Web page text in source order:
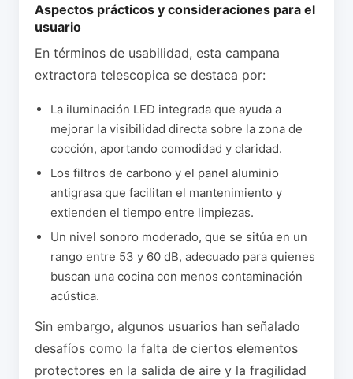
Aspectos prácticos y consideraciones para el
usuario
En términos de usabilidad, esta campana
extractora telescopica se destaca por:
La iluminación LED integrada que ayuda a
mejorar la visibilidad directa sobre la zona de
cocción, aportando comodidad y claridad.
Los filtros de carbono y el panel aluminio
antigrasa que facilitan el mantenimiento y
extienden el tiempo entre limpiezas.
Un nivel sonoro moderado, que se sitúa en un
rango entre 53 y 60 dB, adecuado para quienes
buscan una cocina con menos contaminación
acústica.
Sin embargo, algunos usuarios han señalado
desafíos como la falta de ciertos elementos
protectores en la salida de aire y la fragilidad